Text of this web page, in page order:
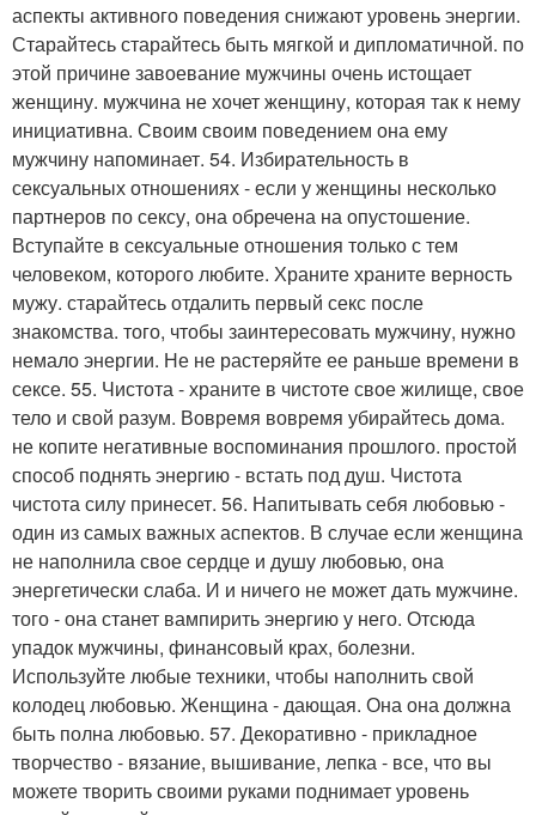
аспекты активного поведения снижают уровень энергии.
Старайтесь старайтесь быть мягкой и дипломатичной. по
этой причине завоевание мужчины очень истощает
женщину. мужчина не хочет женщину, которая так к нему
инициативна. Своим своим поведением она ему
мужчину напоминает. 54. Избирательность в
сексуальных отношениях - если у женщины несколько
партнеров по сексу, она обречена на опустошение.
Вступайте в сексуальные отношения только с тем
человеком, которого любите. Храните храните верность
мужу. старайтесь отдалить первый секс после
знакомства. того, чтобы заинтересовать мужчину, нужно
немало энергии. Не не растеряйте ее раньше времени в
сексе. 55. Чистота - храните в чистоте свое жилище, свое
тело и свой разум. Вовремя вовремя убирайтесь дома.
не копите негативные воспоминания прошлого. простой
способ поднять энергию - встать под душ. Чистота
чистота силу принесет. 56. Напитывать себя любовью -
один из самых важных аспектов. В случае если женщина
не наполнила свое сердце и душу любовью, она
энергетически слаба. И и ничего не может дать мужчине.
того - она станет вампирить энергию у него. Отсюда
упадок мужчины, финансовый крах, болезни.
Используйте любые техники, чтобы наполнить свой
колодец любовью. Женщина - дающая. Она она должна
быть полна любовью. 57. Декоративно - прикладное
творчество - вязание, вышивание, лепка - все, что вы
можете творить своими руками поднимает уровень